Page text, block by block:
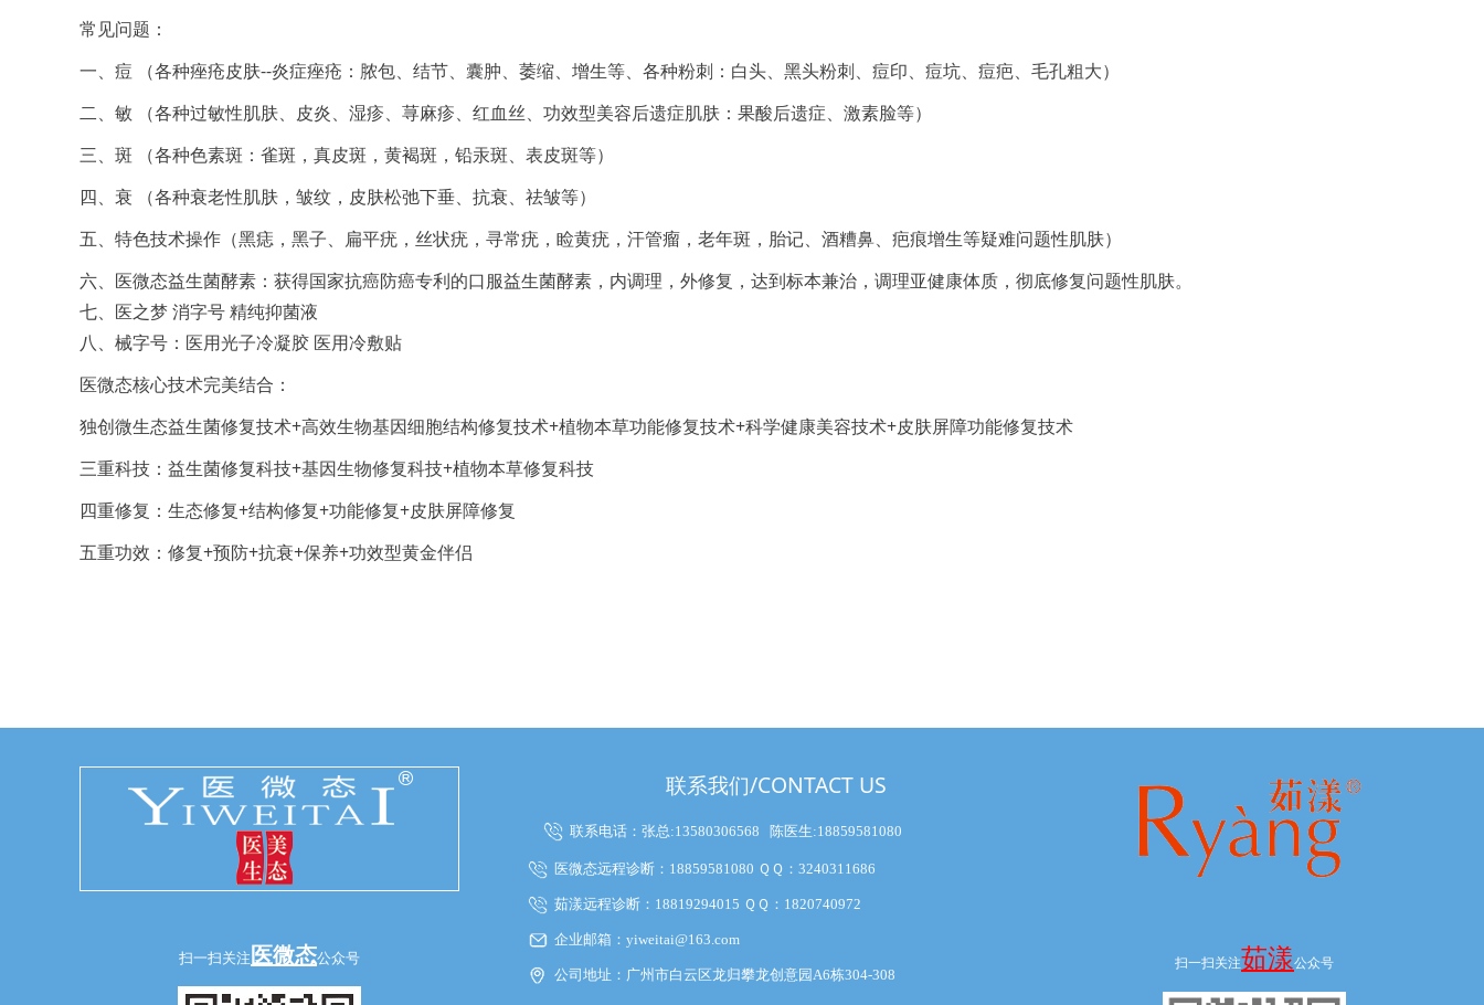
常见问题：
一、痘 （各种痤疮皮肤--炎症痤疮：脓包、结节、囊肿、萎缩、增生等、各种粉刺：白头、黑头粉刺、痘印、痘坑、痘疤、毛孔粗大）
二、敏 （各种过敏性肌肤、皮炎、湿疹、荨麻疹、红血丝、功效型美容后遗症肌肤：果酸后遗症、激素脸等）
三、斑 （各种色素斑：雀斑，真皮斑，黄褐斑，铅汞斑、表皮斑等）
四、衰 （各种衰老性肌肤，皱纹，皮肤松弛下垂、抗衰、祛皱等）
五、特色技术操作（黑痣，黑子、扁平疣，丝状疣，寻常疣，睑黄疣，汗管瘤，老年斑，胎记、酒糟鼻、疤痕增生等疑难问题性肌肤）
六、医微态益生菌酵素：获得国家抗癌防癌专利的口服益生菌酵素，内调理，外修复，达到标本兼治，调理亚健康体质，彻底修复问题性肌肤。
七、医之梦 消字号 精纯抑菌液
八、械字号：医用光子冷凝胶 医用冷敷贴
医微态核心技术完美结合：
独创微生态益生菌修复技术+高效生物基因细胞结构修复技术+植物本草功能修复技术+科学健康美容技术+皮肤屏障功能修复技术
三重科技：益生菌修复科技+基因生物修复科技+植物本草修复科技
四重修复：生态修复+结构修复+功能修复+皮肤屏障修复
五重功效：修复+预防+抗衰+保养+功效型黄金伴侣
扫一扫关注医微态公众号
联系我们/CONTACT US
联系电话：张总:13580306568 陈医生:18859581080
医微态远程诊断：18859581080 ＱＱ：3240311686
茹漾远程诊断：18819294015 ＱＱ：1820740972
企业邮箱：yiweitai@163.com
公司地址：广州市白云区龙归攀龙创意园A6栋304-308
扫一扫关注茹漾公众号